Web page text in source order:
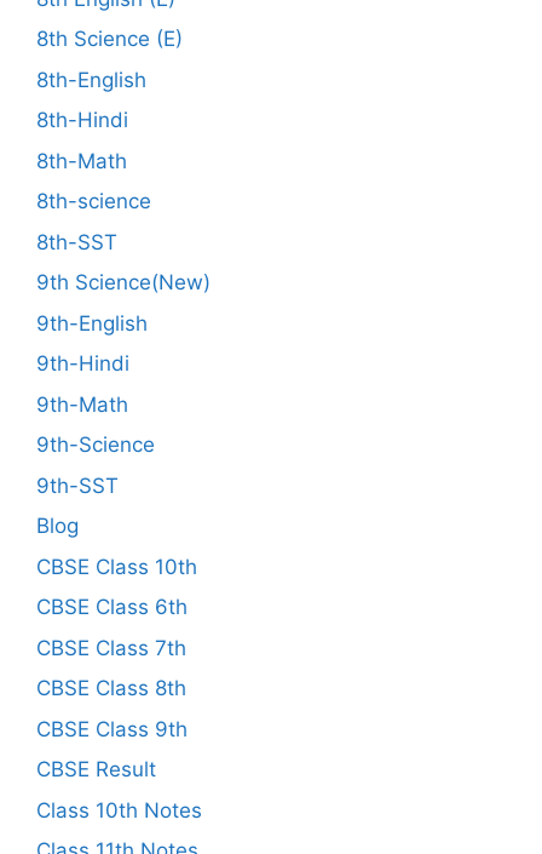
8th Science (E)
8th-English
8th-Hindi
8th-Math
8th-science
8th-SST
9th Science(New)
9th-English
9th-Hindi
9th-Math
9th-Science
9th-SST
Blog
CBSE Class 10th
CBSE Class 6th
CBSE Class 7th
CBSE Class 8th
CBSE Class 9th
CBSE Result
Class 10th Notes